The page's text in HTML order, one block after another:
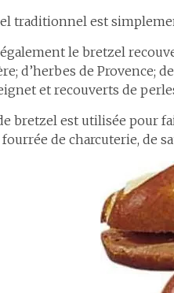
traditionnel est
le bretzel
d’herbes de Provence;
et recouverts de
bretzel est utilisée pour
de charcuterie, de